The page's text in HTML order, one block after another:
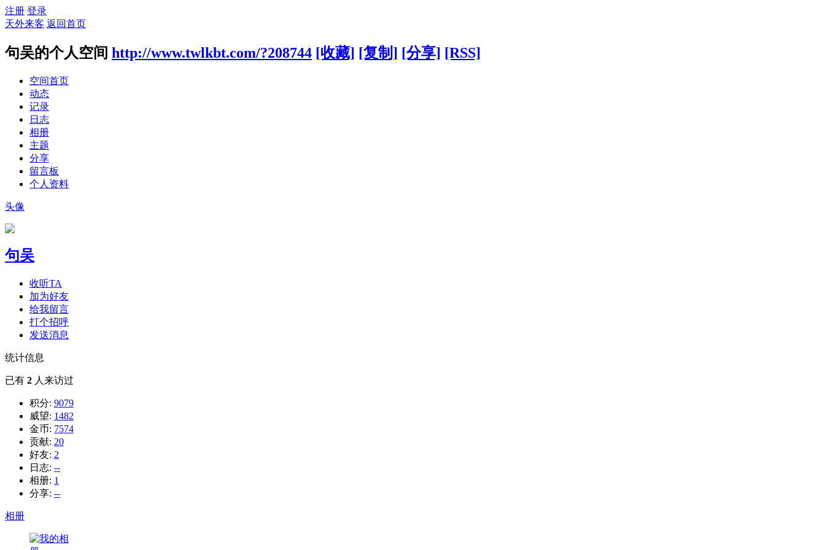
注册 登录
天外来客 返回首页
句吴的个人空间 http://www.twlkbt.com/?208744 [收藏] [复制] [分享] [RSS]
空间首页
动态
记录
日志
相册
主题
分享
留言板
个人资料
头像
句吴
收听TA
加为好友
给我留言
打个招呼
发送消息
统计信息
已有 2 人来访过
积分: 9079
威望: 1482
金币: 7574
贡献: 20
好友: 2
日志: --
相册: 1
分享: --
相册